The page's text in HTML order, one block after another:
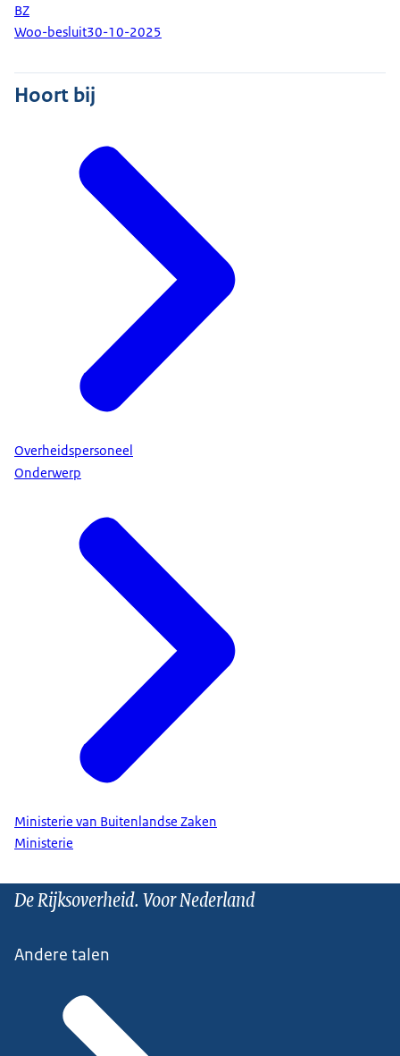
BZ
Woo-besluit30-10-2025
Hoort bij
Overheidspersoneel
Onderwerp
Ministerie van Buitenlandse Zaken
Ministerie
De Rijksoverheid. Voor Nederland
Andere talen